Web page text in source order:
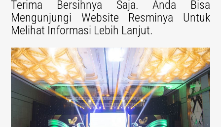
Terima Bersihnya Saja. Anda Bisa
Mengunjungi Website Resminya Untuk
Melihat Informasi Lebih Lanjut.